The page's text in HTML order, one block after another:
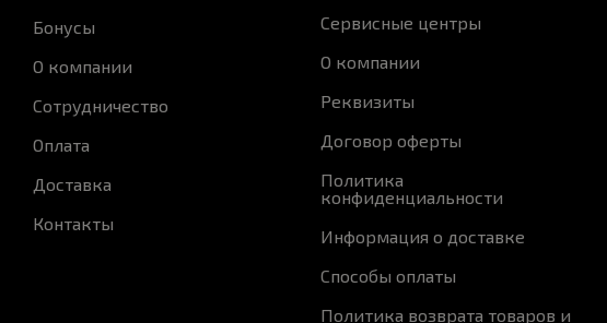
Бонусы
О компании
Сотрудничество
Оплата
Доставка
Контакты
Сервисные центры
О компании
Реквизиты
Договор оферты
Политика
конфиденциальности
Информация о доставке
Способы оплаты
Политика возврата товаров и